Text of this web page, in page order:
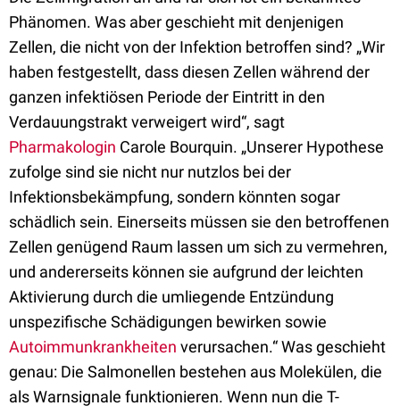
Phänomen. Was aber geschieht mit denjenigen
Zellen, die nicht von der Infektion betroffen sind? „Wir
haben festgestellt, dass diesen Zellen während der
ganzen infektiösen Periode der Eintritt in den
Verdauungstrakt verweigert wird“, sagt
Pharmakologin Carole Bourquin. „Unserer Hypothese
zufolge sind sie nicht nur nutzlos bei der
Infektionsbekämpfung, sondern könnten sogar
schädlich sein. Einerseits müssen sie den betroffenen
Zellen genügend Raum lassen um sich zu vermehren,
und andererseits können sie aufgrund der leichten
Aktivierung durch die umliegende Entzündung
unspezifische Schädigungen bewirken sowie
Autoimmunkrankheiten verursachen.“ Was geschieht
genau: Die Salmonellen bestehen aus Molekülen, die
als Warnsignale funktionieren. Wenn nun die T-